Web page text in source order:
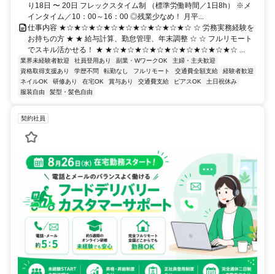
り18日 〜 20日 フレックスタイム制 （標準労働時間／1日8h） ※メ
インタイム／10：00～16：00 ◎残業少なめ！ 月平...
仕事内容 ★☆★☆★☆★☆★☆★☆★☆★☆★☆ ☆ 労務実務経験を
お持ちの方 ★ ★ 給与計算、勤怠管理、年末調整 ☆ ☆ フルリモート
でスキル活かせる！ ★ ★☆★☆★☆★☆★☆★☆★☆★☆★☆ ...
業界未経験者歓迎 社員登用あり 副業・WワークOK
主婦・主夫歓迎
資格取得支援あり
学歴不問 転勤なし フルリモート 交通費全額支給
経験者歓迎
ネイルOK
研修あり 在宅OK 賞与あり 交通費支給 ピアスOK
土日祝休み
服装自由
髪型・髪色自由
契約社員